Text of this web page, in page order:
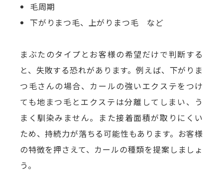
毛周期
下がりまつ毛、上がりまつ毛 など
まぶたのタイプとお客様の希望だけで判断する
と、失敗する恐れがあります。例えば、下がりま
つ毛さんの場合、カールの強いエクステをつけ
ても地まつ毛とエクステは分離してしまい、う
まく馴染みません。また接着面積が取りにくい
ため、持続力が落ちる可能性もあります。お客様
の特徴を押さえて、カールの種類を提案しましょ
う。